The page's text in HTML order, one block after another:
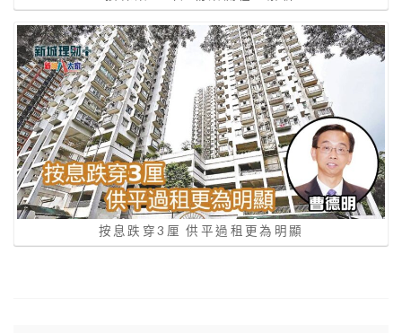
按息跌穿3厘 供平過租更為明顯